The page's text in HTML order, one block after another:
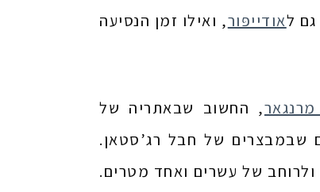
אודייפּור, ואילו זמן הנסיעה
, החשוב שבאתריה של
רמה הוא המרשים שבמבצרים של חבל רג’סטאן.
של עשרים ואחד מטרים.